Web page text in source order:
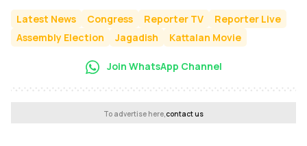
Latest News Congress Reporter TV
Reporter Live
Assembly Election
Jagadish Kattalan Movie
Join WhatsApp Channel
To advertise here,contact us